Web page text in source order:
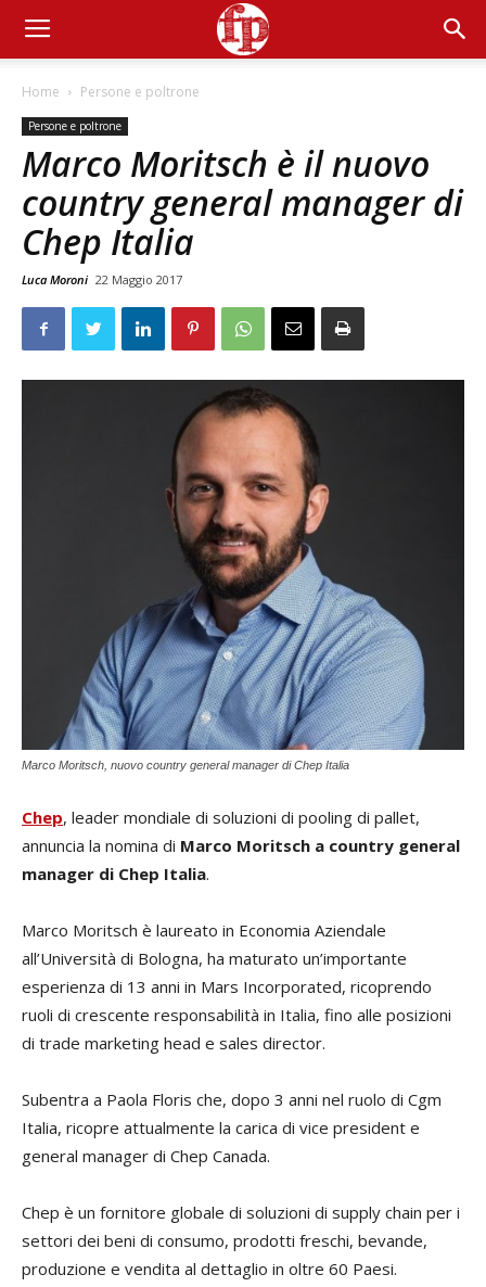
Home Persone e poltrone
Persone e poltrone
Marco Moritsch è il nuovo
country general manager di
Chep Italia
Luca Moroni 22 Maggio 2017
Marco Moritsch, nuovo country general manager di Chep Italia
Chep, leader mondiale di soluzioni di pooling di pallet,
annuncia la nomina di Marco Moritsch a country general
manager di Chep Italia.
Marco Moritsch è laureato in Economia Aziendale
all’Università di Bologna, ha maturato un’importante
esperienza di 13 anni in Mars Incorporated, ricoprendo
ruoli di crescente responsabilità in Italia, fino alle posizioni
di trade marketing head e sales director.
Subentra a Paola Floris che, dopo 3 anni nel ruolo di Cgm
Italia, ricopre attualmente la carica di vice president e
general manager di Chep Canada.
Chep è un fornitore globale di soluzioni di supply chain per i
settori dei beni di consumo, prodotti freschi, bevande,
produzione e vendita al dettaglio in oltre 60 Paesi.